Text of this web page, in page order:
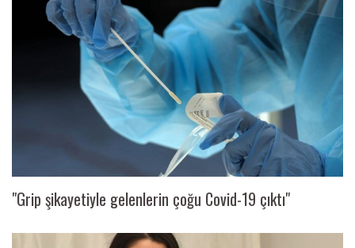
"Grip şikayetiyle gelenlerin çoğu Covid-19 çıktı"